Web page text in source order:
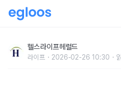
우”
헬스라이프헤럴드
라이프 2026-02-26 10:30